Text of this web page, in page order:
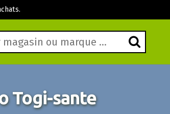
Togi-sante